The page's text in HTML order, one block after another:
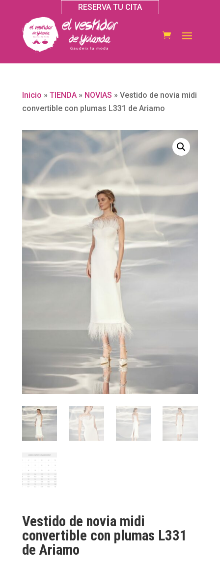
RESERVA TU CITA
Inicio » TIENDA» NOVIAS » Vestido de novia midi
convertible con plumas L331 de Ariamo
Vestido de novia midi
convertible con plumas L331
de Ariamo